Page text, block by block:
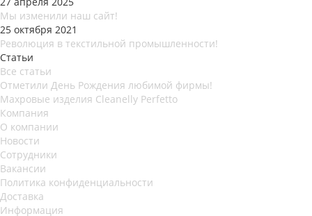
Мы изменили наш сайт!
25 октября 2021
Революция в текстильной промышленности!
Статьи
Все статьи
Отметили День Рождения любимой фирмы!
Махровые изделия Cleanelly Perfetto
Компания
О компании
Новости
Сотрудники
Вакансии
Политика конфиденциальности
Доставка
Информация